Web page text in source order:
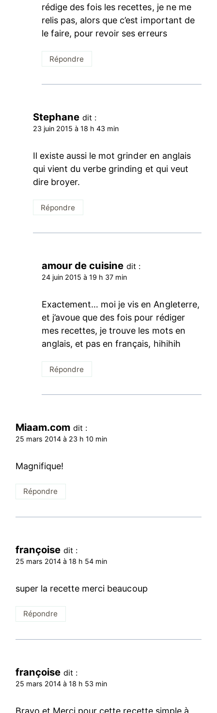
rédige des fois les recettes, je ne me
relis pas, alors que c’est important de
le faire, pour revoir ses erreurs
Répondre
Stephane dit :
23 juin 2015 à 18 h 43 min
Il existe aussi le mot grinder en anglais
qui vient du verbe grinding et qui veut
dire broyer.
Répondre
amour de cuisine dit :
24 juin 2015 à 19 h 37 min
Exactement… moi je vis en Angleterre,
et j’avoue que des fois pour rédiger
mes recettes, je trouve les mots en
anglais, et pas en français, hihihih
Répondre
Miaam.com dit :
25 mars 2014 à 23 h 10 min
Magnifique!
Répondre
françoise dit :
25 mars 2014 à 18 h 54 min
super la recette merci beaucoup
Répondre
françoise dit :
25 mars 2014 à 18 h 53 min
Bravo et Merci pour cette recette simple à